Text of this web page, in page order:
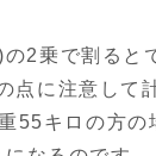
2乗で割ると
に注意して
55キロの方